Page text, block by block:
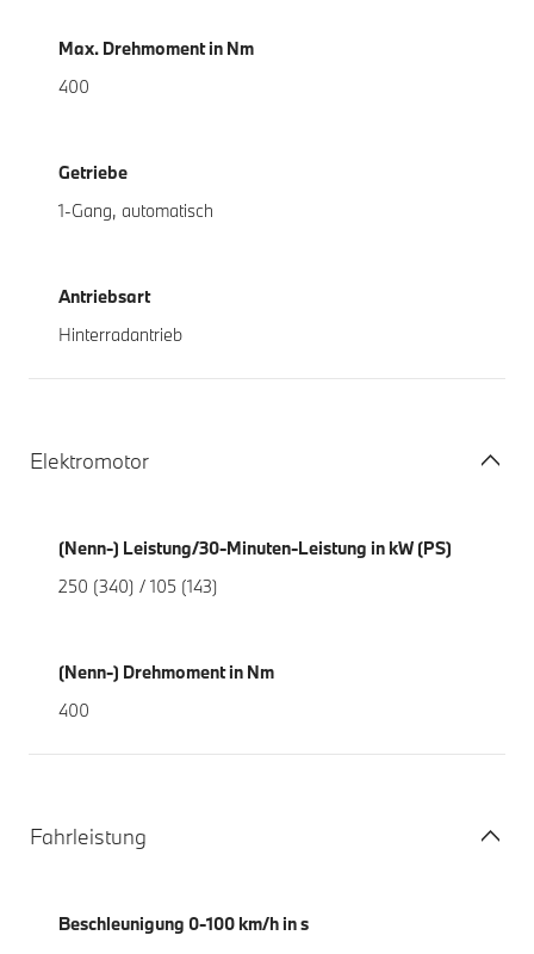
Max. Drehmoment in Nm
400
Getriebe
1-Gang, automatisch
Antriebsart
Hinterradantrieb
Elektromotor
(Nenn-) Leistung/30-Minuten-Leistung in kW (PS)
250 (340) / 105 (143)
(Nenn-) Drehmoment in Nm
400
Fahrleistung
Beschleunigung 0-100 km/h in s